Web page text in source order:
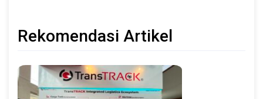
Rekomendasi Artikel